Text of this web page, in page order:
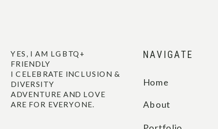
NAVIGATE
Home
About
YES, I AM LGBTQ+
FRIENDLY
I CELEBRATE INCLUSION &
DIVERSITY
ADVENTURE AND LOVE
ARE FOR EVERYONE.